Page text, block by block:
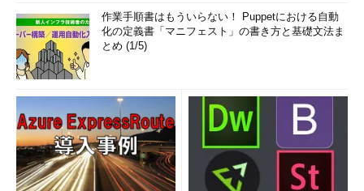
作業手順書はもういらない！ Puppetにおける自動
化の定義書「マニフェスト」の書き方と基礎文法ま
とめ (1/5)